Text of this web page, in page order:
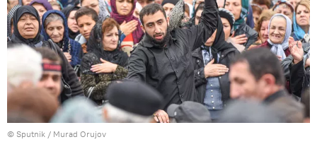
© Sputnik / Murad Orujov